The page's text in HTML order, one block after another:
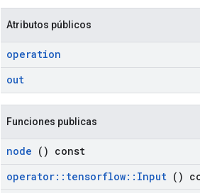
Atributos públicos
operation
out
Funciones publicas
node () const
operator:: tensorflow:: Input ()